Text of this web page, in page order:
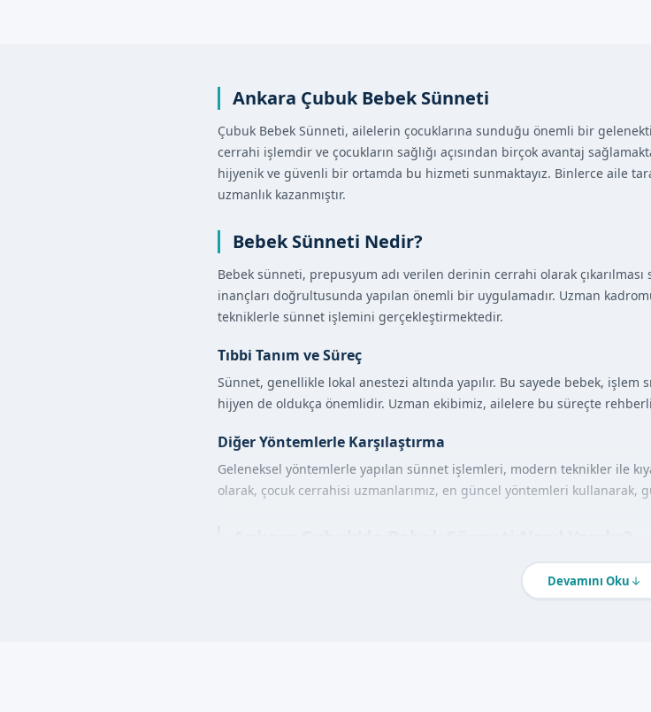
Ankara Çubuk Bebek Sünneti
Çubuk Bebek Sünneti, ailelerin çocuklarına sunduğu önemli bir
cerrahi işlemdir ve çocukların sağlığı açısından birçok avantaj
hijyenik ve güvenli bir ortamda bu hizmeti sunmaktayız. Binlerce aile
uzmanlık kazanmıştır.
Bebek Sünneti Nedir?
Bebek sünneti, prepusyum adı verilen derinin cerrahi olarak
inançları doğrultusunda yapılan önemli bir uygulamadır. Uzman
tekniklerle sünnet işlemini gerçekleştirmektedir.
Tıbbi Tanım ve Süreç
Sünnet, genellikle lokal anestezi altında yapılır. Bu sayede bebek, işlem
hijyen de oldukça önemlidir. Uzman ekibimiz, ailelere bu süreçte
Diğer Yöntemlerle Karşılaştırma
Geleneksel yöntemlerle yapılan sünnet işlemleri, modern teknikler ile
olarak, çocuk cerrahisi uzmanlarımız, en güncel yöntemleri kullanarak,
Devamını Oku